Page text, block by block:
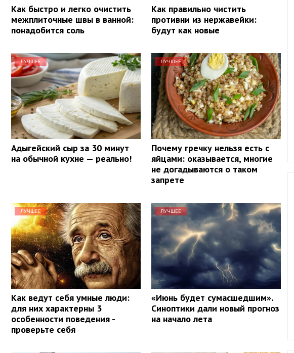
Как быстро и легко очистить
межплиточные швы в ванной:
понадобится соль
Как правильно чистить
противни из нержавейки:
будут как новые
ЛУЧШЕЕ
Адыгейский сыр за 30 минут
на обычной кухне — реально!
ЛУЧШЕЕ
Почему гречку нельзя есть с
яйцами: оказывается, многие
не догадываются о таком
запрете
ЛУЧШЕЕ
Как ведут себя умные люди:
для них характерны 3
особенности поведения -
проверьте себя
ЛУЧШЕЕ
«Июнь будет сумасшедшим».
Синоптики дали новый прогноз
на начало лета